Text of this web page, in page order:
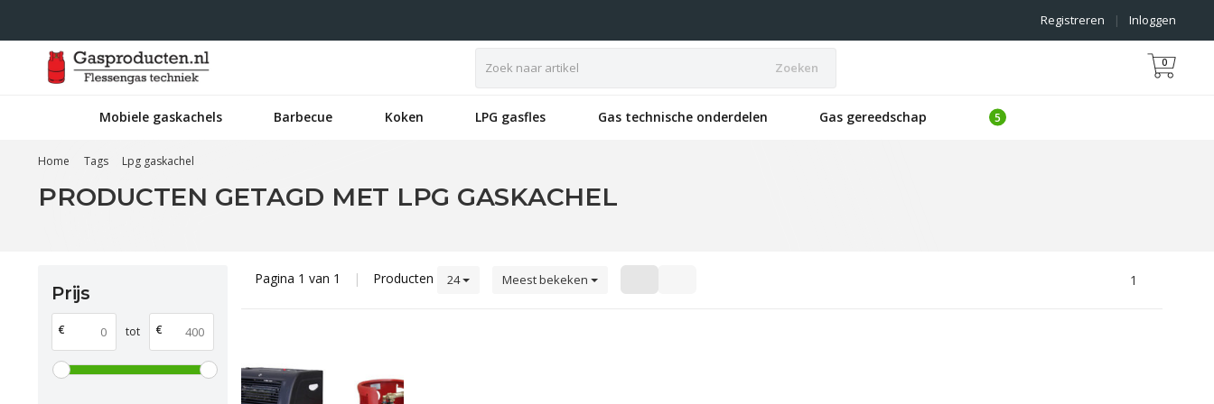
Inloggen
|
Registreren
Zoeken 0
Mobiele gaskachels Barbecue Koken LPG gasfles Gas technische onderdelen Gas gereedschap
Home Tags Lpg gaskachel
PRODUCTEN GETAGD MET LPG GASKACHEL
Prijs
€ tot €
Pagina 1 van 1 | Producten 24 Meest bekeken 1